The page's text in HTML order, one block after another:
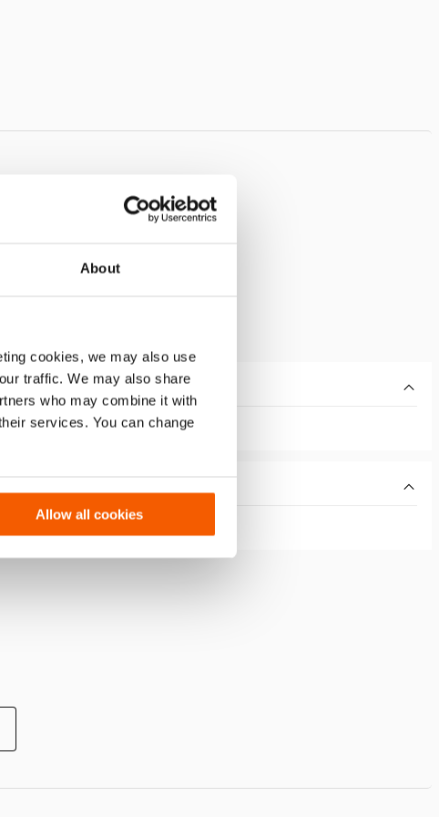
About
cookies, we may also use
traffic. We may also share
who may combine it with
services. You can change
Allow all cookies